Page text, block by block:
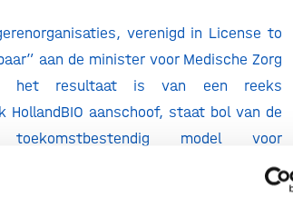
verenigd in License to
aan de minister voor Medische Zorg
het resultaat is van een reeks
aanschoof, staat bol van de
model voor
het rapport adaptive licensing en
plaats van het huidige one-size-fits all